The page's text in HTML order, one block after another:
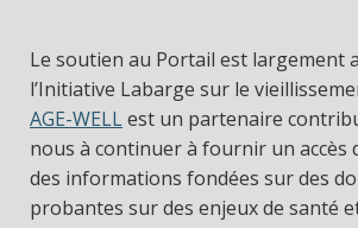
Le soutien au Portail est largement
l’Initiative Labarge sur le
AGE-WELLest un partenaire
nous à continuer à fournir un accès
des informations fondées sur des
probantes sur des enjeux de santé